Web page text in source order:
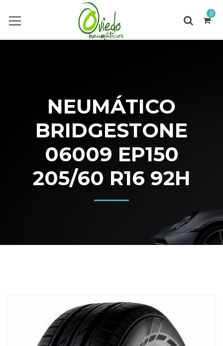
0
NEUMÁTICO
BRIDGESTONE
06009 EP150
205/60 R16 92H